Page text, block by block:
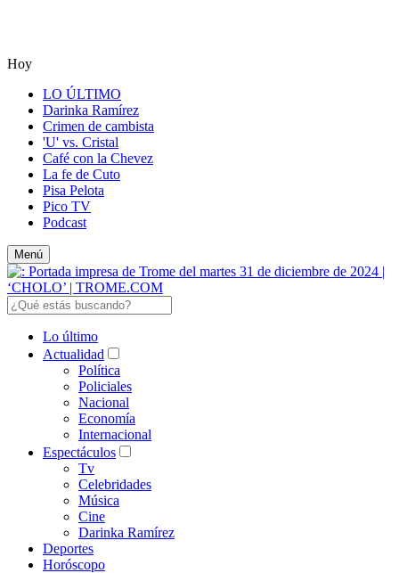
Hoy
LO ÚLTIMO
Darinka Ramírez
Crimen de cambista
'U' vs. Cristal
Café con la Chevez
La fe de Cuto
Pisa Pelota
Pico TV
Podcast
Menú
Lo último
Actualidad
Política
Policiales
Nacional
Economía
Internacional
Espectáculos
Tv
Celebridades
Música
Cine
Darinka Ramírez
Deportes
Horóscopo